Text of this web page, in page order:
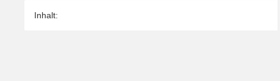
Inhalt: